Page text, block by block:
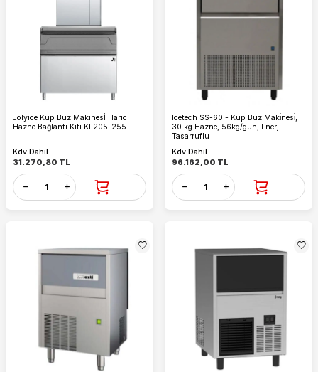
Jolyice Küp Buz Makinesİ Harici
Hazne Bağlantı Kiti KF205-255
Kdv Dahil
31.270,80 TL
Icetech SS-60 - Küp Buz Maki̇nesi̇,
30 kg Hazne, 56kg/gün, Enerji
Tasarruflu
Kdv Dahil
96.162,00 TL